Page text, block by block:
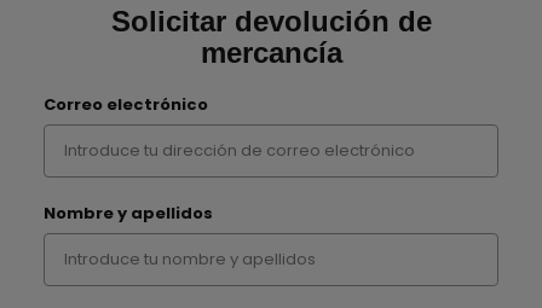
Solicitar devolución de
mercancía
Correo electrónico
Nombre y apellidos